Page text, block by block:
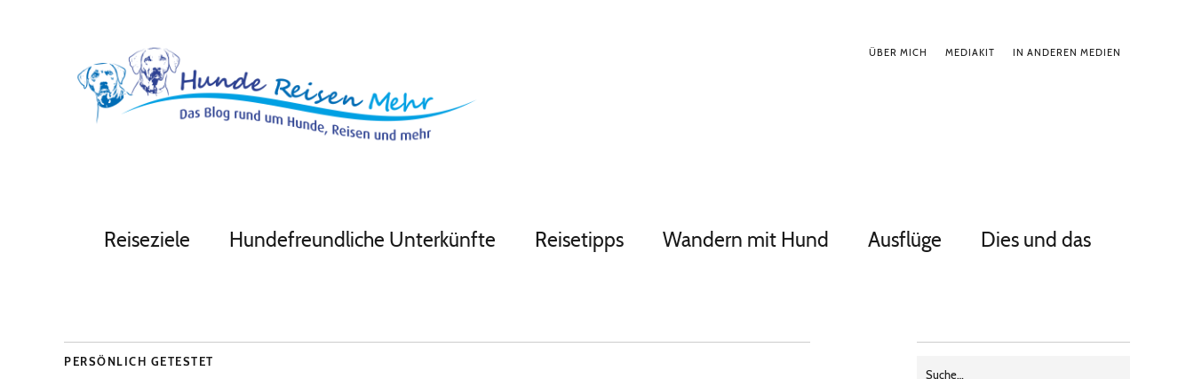
ÜBER MICH MEDIAKIT IN ANDEREN MEDIEN
Reiseziele Hundefreundliche Unterkünfte Reisetipps Wandern mit Hund Ausflüge Dies und das
PERSÖNLICH GETESTET